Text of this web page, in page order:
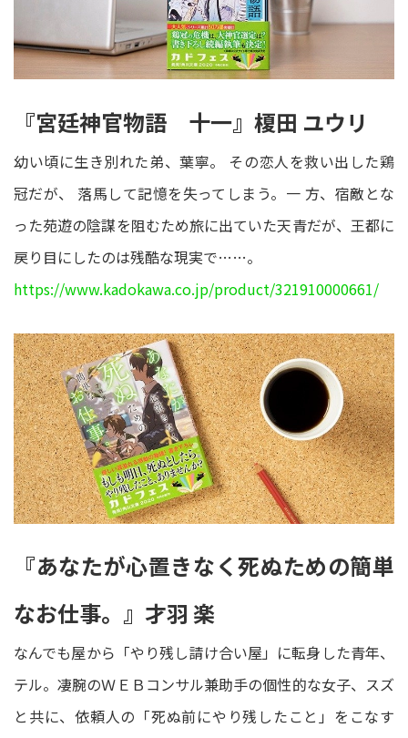
『宮廷神官物語 十一』榎田 ユウリ
幼い頃に生き別れた弟、葉寧。 その恋人を救い出した鶏
冠だが、 落馬して記憶を失ってしまう。一 方、宿敵とな
った苑遊の陰謀を阻むため旅に出ていた天青だが、王都に
戻り目にしたのは残酷な現実で……。
https://www.kadokawa.co.jp/product/321910000661/
『あなたが心置きなく死ぬための簡単
なお仕事。』才羽 楽
なんでも屋から「やり残し請け合い屋」に転身した青年、
テル。凄腕のＷＥＢコンサル兼助手の個性的な女子、スズ
と共に、依頼人の「死ぬ前にやり残したこと」をこなす